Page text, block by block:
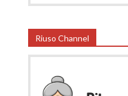
Riuso Channel